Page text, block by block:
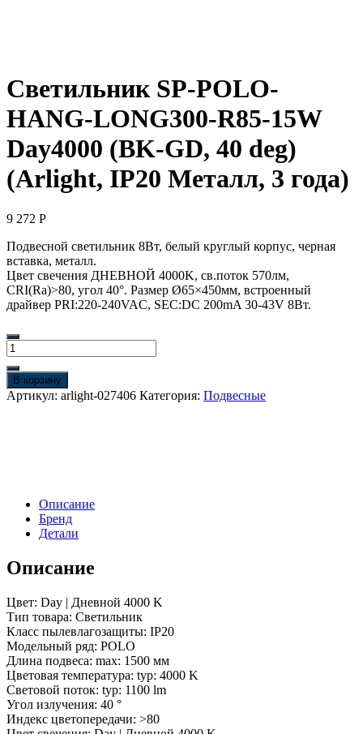
Светильник SP-POLO-
HANG-LONG300-R85-15W
Day4000 (BK-GD, 40 deg)
(Arlight, IP20 Металл, 3 года)
9 272 Р
Подвесной светильник 8Вт, белый круглый корпус, черная
вставка, металл.
Цвет свечения ДНЕВНОЙ 4000K, св.поток 570лм,
CRI(Ra)>80, угол 40°. Размер Ø65×450мм, встроенный
драйвер PRI:220-240VAC, SEC:DC 200mA 30-43V 8Вт.
Количество
товара
Светильник
SP-
POLO-
GD,
deg)
IP20
года)
В корзину
Артикул: arlight-027406 Категория: Подвесные
Описание
Бренд
Детали
Описание
Цвет: Day | Дневной 4000 K
Тип товара: Светильник
Класс пылевлагозащиты: IP20
Модельный ряд: POLO
Длина подвеса: max: 1500 мм
Цветовая температура: typ: 4000 K
Световой поток: typ: 1100 lm
Угол излучения: 40 °
Индекс цветопередачи: >80